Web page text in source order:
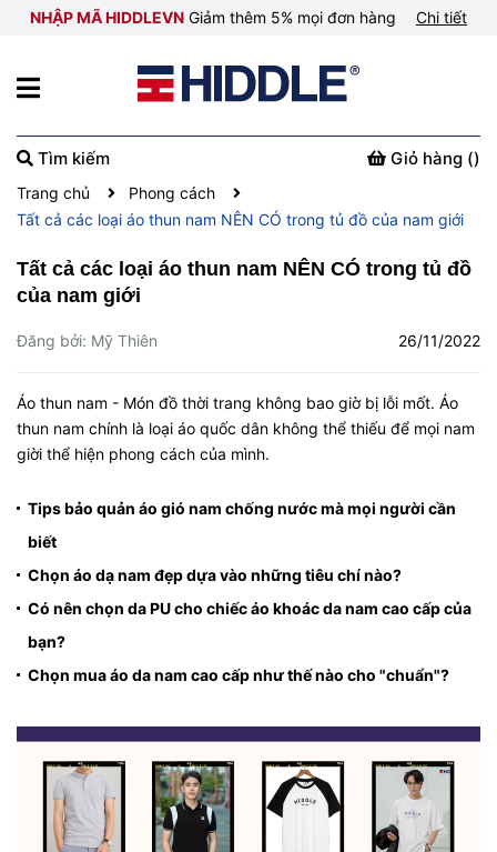
NHẬP MÃ HIDDLEVN Giảm thêm 5% mọi đơn hàng Chi tiết
Tìm kiếm Giỏ hàng ()
Trang chủ
Phong cách
Tất cả các loại áo thun nam NÊN CÓ trong tủ đồ của nam giới
Tất cả các loại áo thun nam NÊN CÓ trong tủ đồ
của nam giới
Đăng bởi: Mỹ Thiên 26/11/2022
Áo thun nam - Món đồ thời trang không bao giờ bị lỗi mốt. Áo
thun nam chính là loại áo quốc dân không thể thiếu để mọi nam
giời thể hiện phong cách của mình.
Tips bảo quản áo gió nam chống nước mà mọi người cần
biết
Chọn áo dạ nam đẹp dựa vào những tiêu chí nào?
Có nên chọn da PU cho chiếc áo khoác da nam cao cấp của
bạn?
Chọn mua áo da nam cao cấp như thế nào cho "chuẩn"?